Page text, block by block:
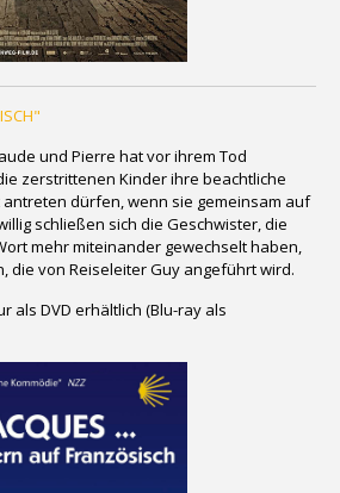
und Pierre hat vor ihrem Tod
zerstrittenen Kinder ihre beachtliche
dürfen, wenn sie gemeinsam auf
schließen sich die Geschwister, die
mehr miteinander gewechselt haben,
die von Reiseleiter Guy angeführt wird.
als DVD erhältlich (Blu-ray als